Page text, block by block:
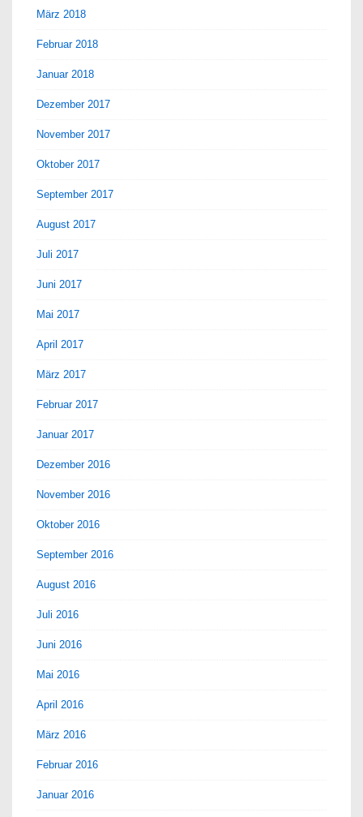
März 2018
Februar 2018
Januar 2018
Dezember 2017
November 2017
Oktober 2017
September 2017
August 2017
Juli 2017
Juni 2017
Mai 2017
April 2017
März 2017
Februar 2017
Januar 2017
Dezember 2016
November 2016
Oktober 2016
September 2016
August 2016
Juli 2016
Juni 2016
Mai 2016
April 2016
März 2016
Februar 2016
Januar 2016